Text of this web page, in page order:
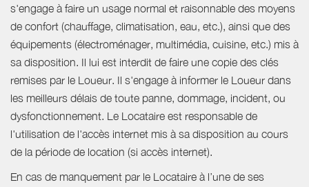
s'engage à faire un usage normal et raisonnable des moyens
de confort (chauffage, climatisation, eau, etc.), ainsi que des
équipements (électroménager, multimédia, cuisine, etc.) mis à
sa disposition. Il lui est interdit de faire une copie des clés
remises par le Loueur. Il s'engage à informer le Loueur dans
les meilleurs délais de toute panne, dommage, incident, ou
dysfonctionnement. Le Locataire est responsable de
l'utilisation de l'accès internet mis à sa disposition au cours
de la période de location (si accès internet).
En cas de manquement par le Locataire à l’une de ses